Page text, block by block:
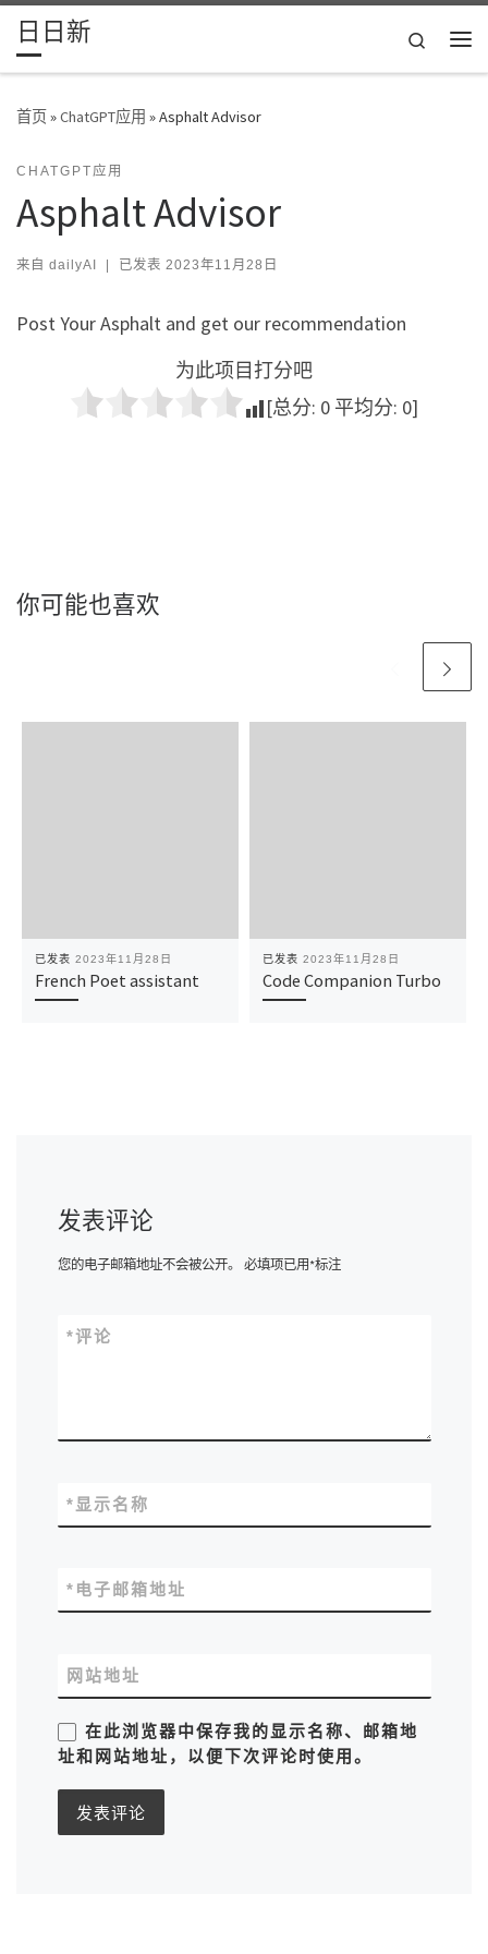
Skip to content
日日新
Search
首页»ChatGPT应用 »Asphalt Advisor
CHATGPT应用
Asphalt Advisor
来自 dailyAI | 已发表 2023年11月28日
Post Your Asphalt and get our recommendation
为此项目打分吧
[总分: 0 平均分: 0]
你可能也喜欢
已发表 2023年11月28日
French Poet assistant
已发表 2023年11月28日
Code Companion Turbo
发表评论
您的电子邮箱地址不会被公开。 必填项已用*标注
评论
*
显示名称
*
电子邮箱地址
*
网站地址
在此浏览器中保存我的显示名称、邮箱地
址和网站地址，以便下次评论时使用。